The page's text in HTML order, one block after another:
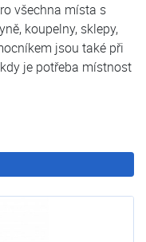
všechna místa s
koupelny, sklepy,
jsou také při
je potřeba místnost